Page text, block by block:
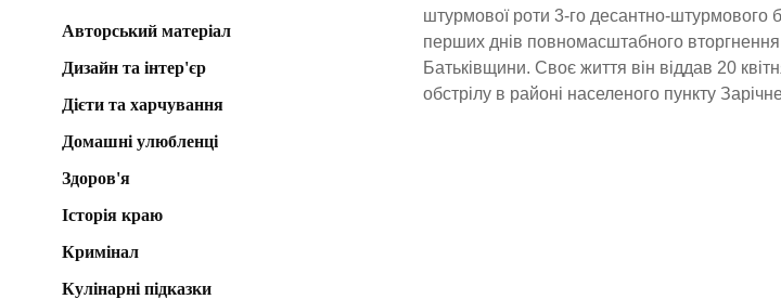
штурмової роти 3-го десантно-штурмового
перших днів повномасштабного
Батьківщини. Своє життя він віддав 20
обстрілу в районі населеного пункту
Авторський матеріал
Дизайн та інтер'єр
Дієти та харчування
Домашні улюбленці
Здоров'я
Історія краю
Кримінал
Кулінарні підказки